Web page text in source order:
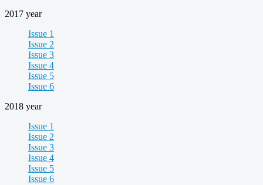
2017 year
Issue 1
Issue 2
Issue 3
Issue 4
Issue 5
Issue 6
2018 year
Issue 1
Issue 2
Issue 3
Issue 4
Issue 5
Issue 6